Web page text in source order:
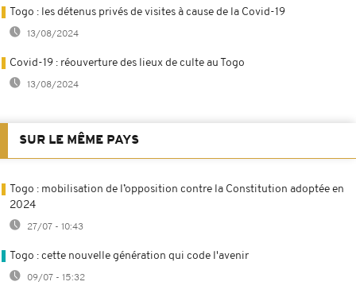
Togo : les détenus privés de visites à cause de la Covid-19
13/08/2024
Covid-19 : réouverture des lieux de culte au Togo
13/08/2024
SUR LE MÊME PAYS
Togo : mobilisation de l’opposition contre la Constitution adoptée en
2024
27/07 - 10:43
Togo : cette nouvelle génération qui code l'avenir
09/07 - 15:32